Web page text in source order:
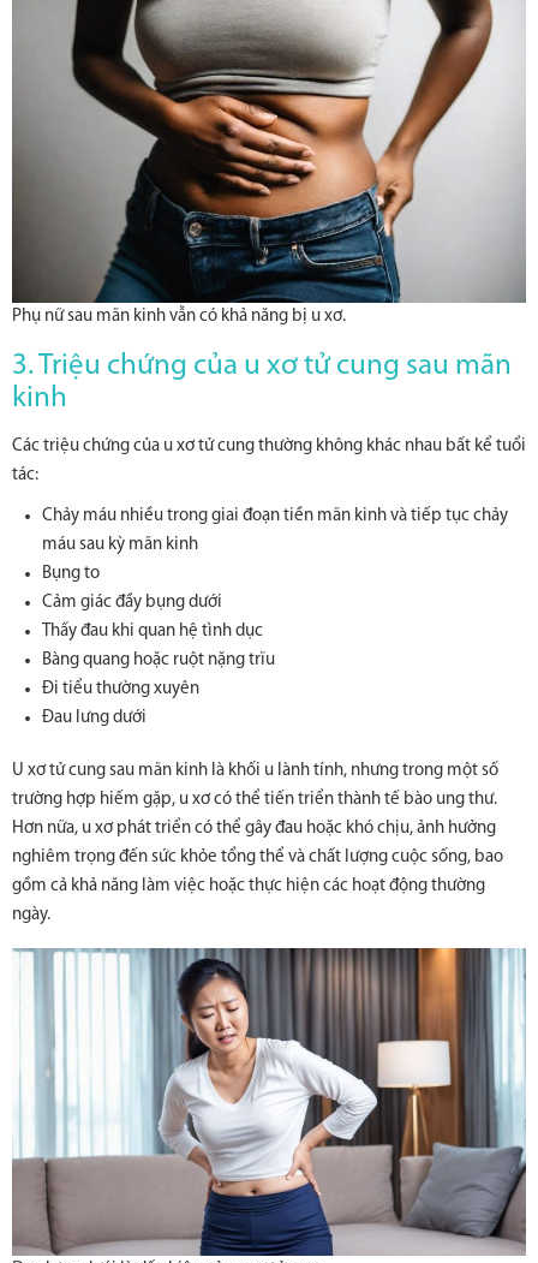
Phụ nữ sau mãn kinh vẫn có khả năng bị u xơ.
3. Triệu chứng của u xơ tử cung sau mãn
kinh
Các triệu chứng của u xơ tử cung thường không khác nhau bất kể tuổi
tác:
Chảy máu nhiều trong giai đoạn tiền mãn kinh và tiếp tục chảy
máu sau kỳ mãn kinh
Bụng to
Cảm giác đầy bụng dưới
Thấy đau khi quan hệ tình dục
Bàng quang hoặc ruột nặng trĩu
Đi tiểu thường xuyên
Đau lưng dưới
U xơ tử cung sau mãn kinh là khối u lành tính, nhưng trong một số
trường hợp hiếm gặp, u xơ có thể tiến triển thành tế bào ung thư.
Hơn nữa, u xơ phát triển có thể gây đau hoặc khó chịu, ảnh hưởng
nghiêm trọng đến sức khỏe tổng thể và chất lượng cuộc sống, bao
gồm cả khả năng làm việc hoặc thực hiện các hoạt động thường
ngày.